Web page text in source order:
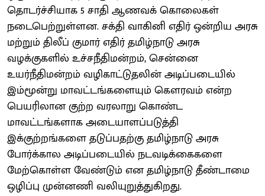
தொடர்ச்சியாக 5 சாதி ஆணவக் கொலைகள்
நடைபெற்றுள்ளன. சக்தி வாகினி எதிர் ஒன்றிய அரசு
மற்றும் திலீப் குமார் எதிர் தமிழ்நாடு அரசு
வழக்குகளில் உச்சநீதிமன்றம், சென்னை
உயர்நீதிமன்றம் வழிகாட்டுதலின் அடிப்படையில்
இம்மூன்று மாவட்டங்களையும் கௌரவம் என்ற
பெயரிலான குற்ற வரலாறு கொண்ட
மாவட்டங்களாக அடையாளப்படுத்தி
இக்குற்றங்களை தடுப்பதற்கு தமிழ்நாடு அரசு
போர்க்கால அடிப்படையில் நடவடிக்கைகளை
மேற்கொள்ள வேண்டும் என தமிழ்நாடு தீண்டாமை
ஒழிப்பு முன்னணி வலியுறுத்துகிறது.